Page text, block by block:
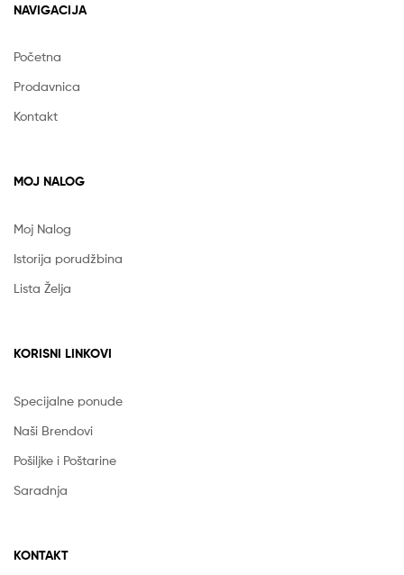
NAVIGACIJA
Početna
Prodavnica
Kontakt
MOJ NALOG
Moj Nalog
Istorija porudžbina
Lista Želja
KORISNI LINKOVI
Specijalne ponude
Naši Brendovi
Pošiljke i Poštarine
Saradnja
KONTAKT